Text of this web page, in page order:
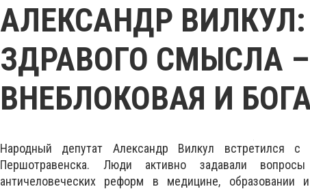
АЛЕКСАНДР
ЗДРАВОГО СМЫСЛА
ВНЕБЛОКОВАЯ И
Народный депутат Александр Вилкул встретился с
Першотравенска. Люди активно задавали
античеловеческих реформ в медицине, образовании